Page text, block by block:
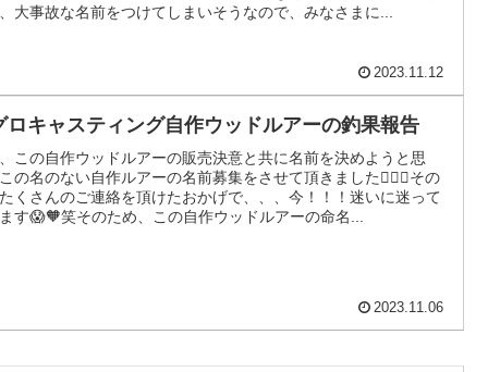
大事故な名前をつけてしまいそうなので、みなさまに...
2023.11.12
ロキャスティング自作ウッドルアーの釣果報告
この自作ウッドルアーの販売決意と共に名前を決めようと思
の名のない自作ルアーの名前募集をさせて頂きました🙇‍♀️✨その
くさんのご連絡を頂けたおかげで、、、今！！！迷いに迷って
す😱🧡笑そのため、この自作ウッドルアーの命名...
2023.11.06